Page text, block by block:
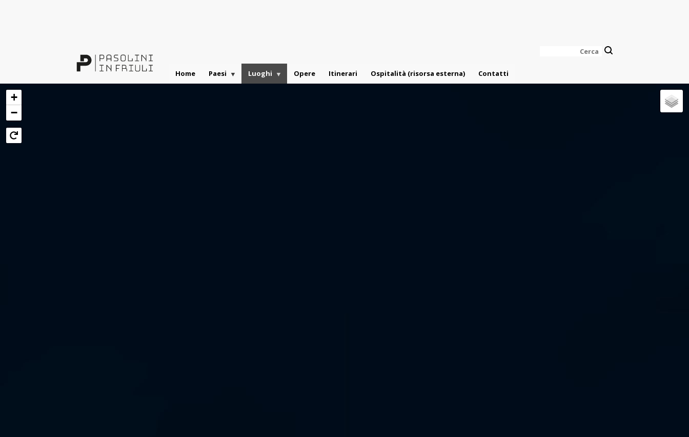
Home
Paesi Luoghi Opere Itinerari Ospitalità (risorsa esterna) Contatti
+
−